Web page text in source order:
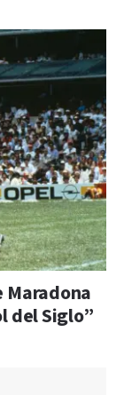
Maradona
del Siglo”